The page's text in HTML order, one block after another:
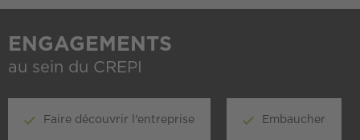
ENGAGEMENTS
au sein du CREPI
Faire découvrir l'entreprise Embaucher